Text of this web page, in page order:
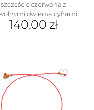
szczęście czerwona z
dwiema cyframi
140.00 zł